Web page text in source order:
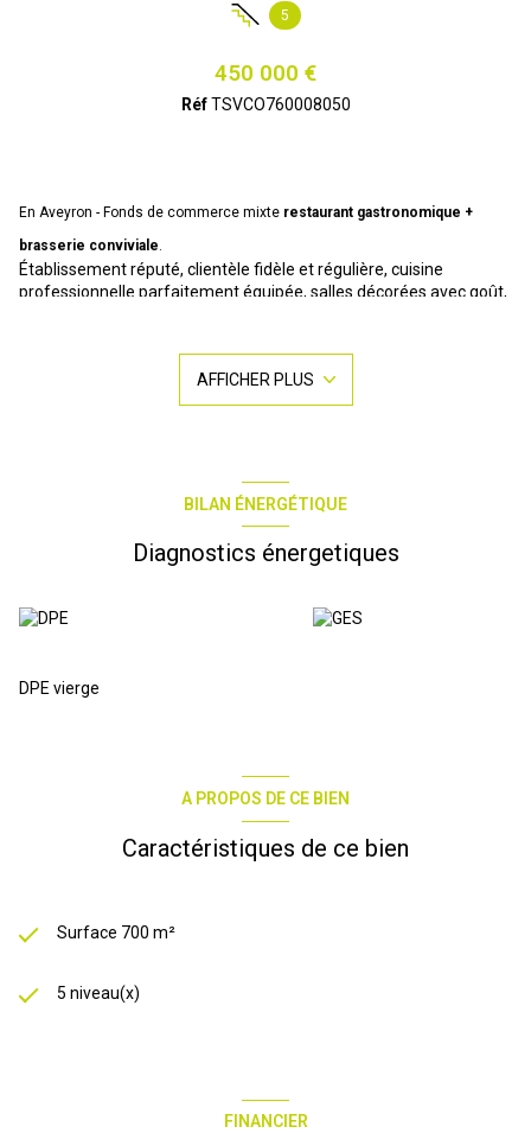
5
450 000 €
RéfTSVCO760008050
En Aveyron - Fonds de commerce mixte restaurant gastronomique +
brasserie conviviale.
Établissement réputé, clientèle fidèle et régulière, cuisine
professionnelle parfaitement équipée, salles décorées avec goût,
Double concept complémentaire (brasserie & gastronomie)
Clientèle variée (habitués + passage)
Équipe en place / outil de travail opérationnel
recherchant un établissement reconnu, immédiatement
AFFICHER PLUS
BILAN ÉNERGÉTIQUE
Diagnostics énergetiques
DPE vierge
A PROPOS DE CE BIEN
Caractéristiques de ce bien
Surface 700 m²
5 niveau(x)
FINANCIER